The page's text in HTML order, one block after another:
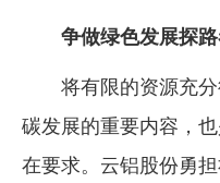
争做绿色发展探
将有限的资源充
碳发展的重要内容，
在要求。云铝股份勇